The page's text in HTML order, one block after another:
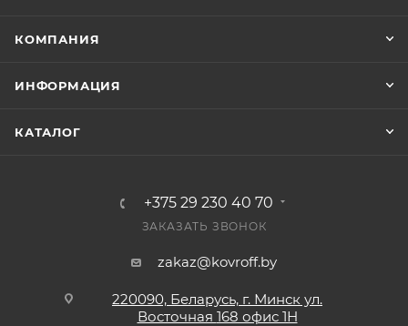
КОМПАНИЯ
ИНФОРМАЦИЯ
КАТАЛОГ
+375 29 230 40 70
ЗАКАЗАТЬ ЗВОНОК
zakaz@kovroff.by
220090, Беларусь, г. Минск ул.
Восточная 168 офис 1Н